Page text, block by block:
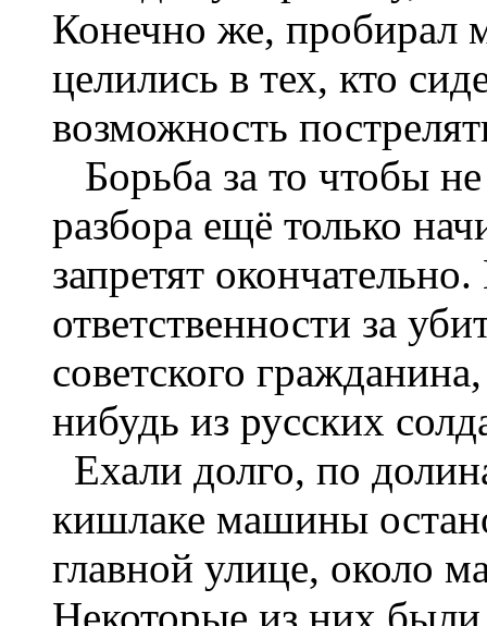
Конечно же, пробирал
целились в тех, кто
возможность
Борьба за то чтобы
разбора ещё только
запретят
ответственности за
советского
нибудь из русских
Ехали долго, по
кишлаке машины
главной улице, около